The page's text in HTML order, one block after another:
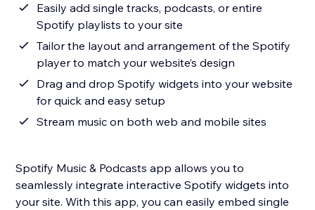
Easily add single tracks, podcasts, or entire
Spotify playlists to your site
Tailor the layout and arrangement of the Spotify
player to match your website’s design
Drag and drop Spotify widgets into your website
for quick and easy setup
Stream music on both web and mobile sites
Spotify Music & Podcasts app allows you to
seamlessly integrate interactive Spotify widgets into
your site. With this app, you can easily embed single